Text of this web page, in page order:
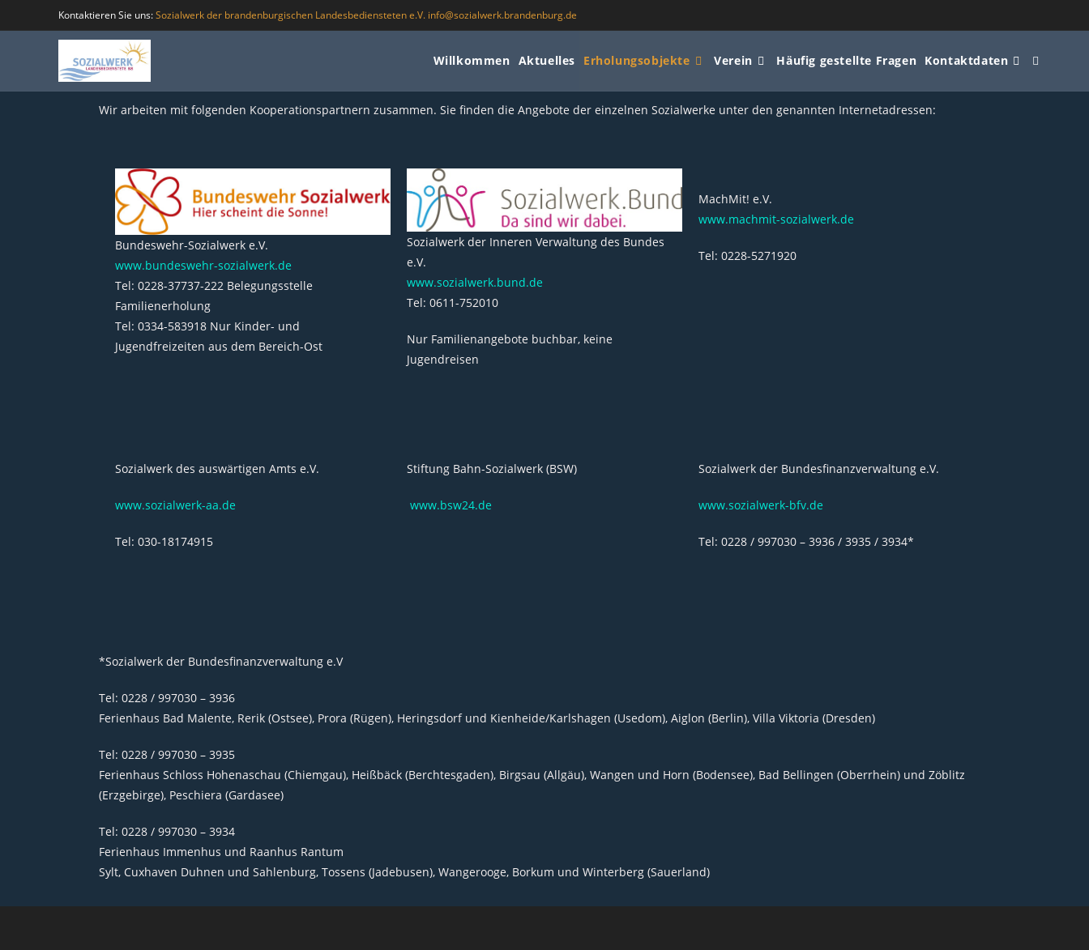
Kontaktieren Sie uns:Sozialwerk der brandenburgischen Landesbediensteten e.V. info@sozialwerk.brandenburg.de
Willkommen Aktuelles Erholungsobjekte Verein Häufig gestellte Fragen Kontaktdaten
Wir arbeiten mit folgenden Kooperationspartnern zusammen. Sie finden die Angebote der einzelnen Sozialwerke unter den genannten Internetadressen:
Bundeswehr-Sozialwerk e.V.
www.bundeswehr-sozialwerk.de
Tel: 0228-37737-222 Belegungsstelle
Familienerholung
Tel: 0334-583918 Nur Kinder- und
Jugendfreizeiten aus dem Bereich-Ost
Sozialwerk der Inneren Verwaltung des Bundes
e.V.
www.sozialwerk.bund.de
Tel: 0611-752010
Nur Familienangebote buchbar, keine
Jugendreisen
MachMit! e.V.
www.machmit-sozialwerk.de
Tel: 0228-5271920
Sozialwerk des auswärtigen Amts e.V.
www.sozialwerk-aa.de
Tel: 030-18174915
Stiftung Bahn-Sozialwerk (BSW)
www.bsw24.de
Sozialwerk der Bundesfinanzverwaltung e.V.
www.sozialwerk-bfv.de
Tel: 0228 / 997030 – 3936 / 3935 / 3934*
*Sozialwerk der Bundesfinanzverwaltung e.V
Tel: 0228 / 997030 – 3936
Ferienhaus Bad Malente, Rerik (Ostsee), Prora (Rügen), Heringsdorf und Kienheide/Karlshagen (Usedom), Aiglon (Berlin), Villa Viktoria (Dresden)
Tel: 0228 / 997030 – 3935
Ferienhaus Schloss Hohenaschau (Chiemgau), Heißbäck (Berchtesgaden), Birgsau (Allgäu), Wangen und Horn (Bodensee), Bad Bellingen (Oberrhein) und Zöblitz
(Erzgebirge), Peschiera (Gardasee)
Tel: 0228 / 997030 – 3934
Ferienhaus Immenhus und Raanhus Rantum
Sylt, Cuxhaven Duhnen und Sahlenburg, Tossens (Jadebusen), Wangerooge, Borkum und Winterberg (Sauerland)